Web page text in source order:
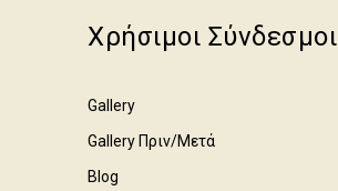
Χρήσιμοι Σύνδεσμοι
Gallery
Gallery Πριν/Μετά
Blog